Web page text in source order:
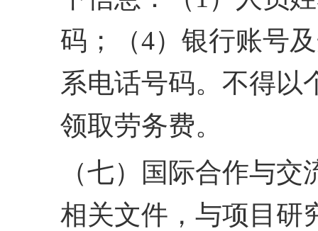
码；（4） 银行账号
系电话号码。 不得以
领取劳务费。
（七）国际合作与
相关文件，与项目研